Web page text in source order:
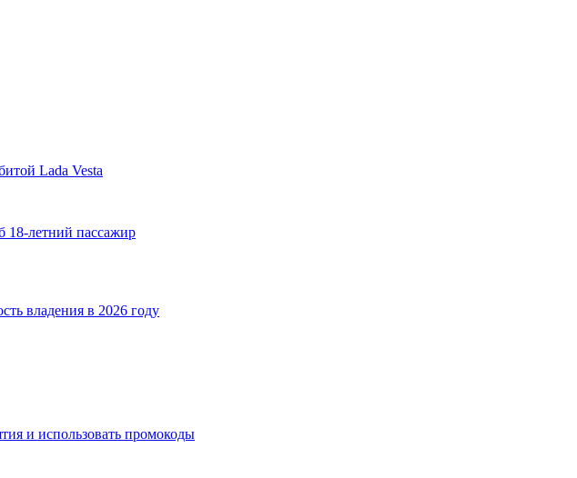
Lada Vesta
18-летний пассажир
владения в 2026 году
и использовать промокоды